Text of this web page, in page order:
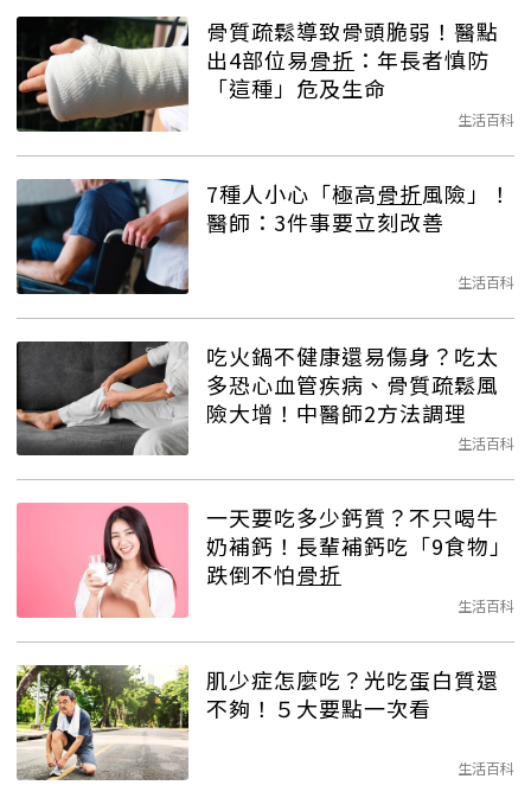
骨質疏鬆導致骨頭脆弱！醫點
出4部位易骨折 ：年長者慎防
「這種」危及生命
生活百科
7種人小心「極高骨折風險」！
醫師：3件事要立刻改善
生活百科
吃火鍋不健康還易傷身？吃太
多恐心血管疾病、骨質疏鬆風
險大增！中醫師2方法調理
生活百科
一天要吃多少鈣質？不只喝牛
奶補鈣！長輩補鈣吃「9食物」
跌倒不怕骨折
生活百科
肌少症怎麼吃？光吃蛋白質還
不夠！５大要點一次看
生活百科